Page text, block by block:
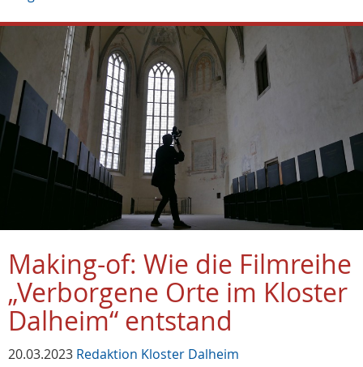
Making-of: Wie die Filmreihe
„Verborgene Orte im Kloster
Dalheim“ entstand
20.03.2023 Redaktion Kloster Dalheim